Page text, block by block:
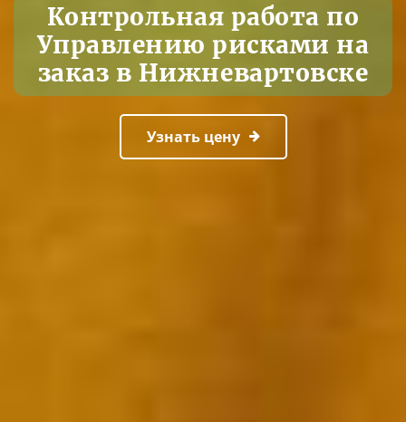
Контрольная работа по
Управлению рисками на
заказ в Нижневартовске
Узнать цену